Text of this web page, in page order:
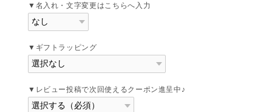
▼名入れ・文字変更はこちらへ入力
▼ギフトラッピング
▼レビュー投稿で次回使えるクーポン進呈中♪